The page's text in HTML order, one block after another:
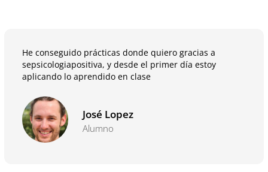
He conseguido prácticas donde quiero gracias a
sepsicologiapositiva, y desde el primer día estoy
aplicando lo aprendido en clase
José Lopez
Alumno